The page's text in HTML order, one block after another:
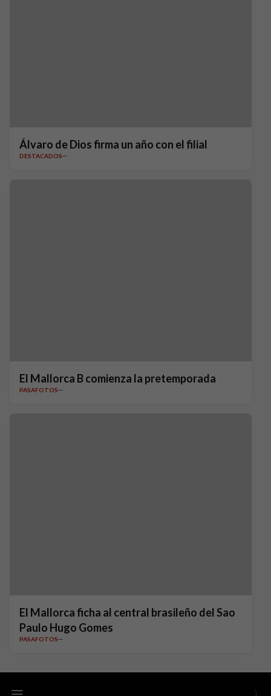
Álvaro de Dios firma un año con el filial
DESTACADOS
El Mallorca B comienza la pretemporada
PASAFOTOS
El Mallorca ficha al central brasileño del Sao
Paulo Hugo Gomes
PASAFOTOS